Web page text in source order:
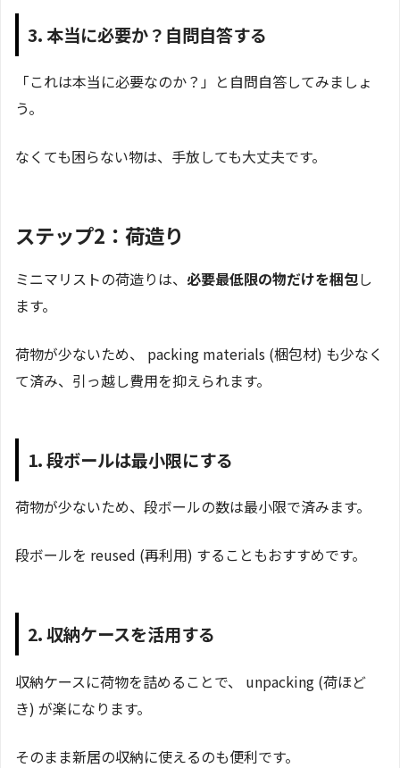
3. 本当に必要か？自問自答する
「これは本当に必要なのか？」と自問自答してみましょ
う。
なくても困らない物は、手放しても大丈夫です。
ステップ2：荷造り
ミニマリストの荷造りは、 必要最低限の物だけを梱包し
ます。
荷物が少ないため、 packing materials (梱包材) も少なく
て済み、引っ越し費用を抑えられます。
1. 段ボールは最小限にする
荷物が少ないため、段ボールの数は最小限で済みます。
段ボールを reused (再利用) することもおすすめです。
2. 収納ケースを活用する
収納ケースに荷物を詰めることで、 unpacking (荷ほど
き) が楽になります。
そのまま新居の収納に使えるのも便利です。